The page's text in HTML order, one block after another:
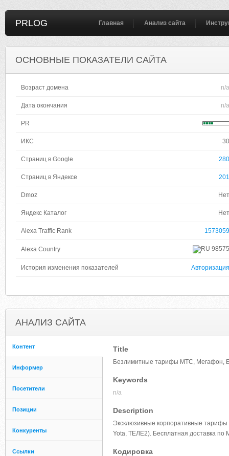
PRLOG Главная Анализ сайта
ОСНОВНЫЕ ПОКАЗАТЕЛИ САЙТА
Возраст домена n/a
Дата окончания n/a
PR
ИКС 30
Страниц в Google 280
Страниц в Яндексе 201
Dmoz Нет
Яндекс Каталог Нет
Alexa Traffic Rank 1573059
Alexa Country 98575
История изменения показателей Авторизация
АНАЛИЗ САЙТА
Контент
Информер
Посетители
Позиции
Конкуренты
Ссылки
Title
Безлимитные тарифы МТС, Мегафон,
Keywords
n/a
Description
Эксклюзивные корпоративные
Yota, ТЕЛЕ2). Бесплатная доставка по
Кодировка